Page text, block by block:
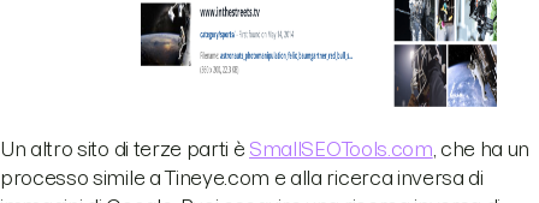
Un altro sito di terze parti è SmallSEOTools.com , che ha un
processo simile a Tineye.com e alla ricerca inversa di